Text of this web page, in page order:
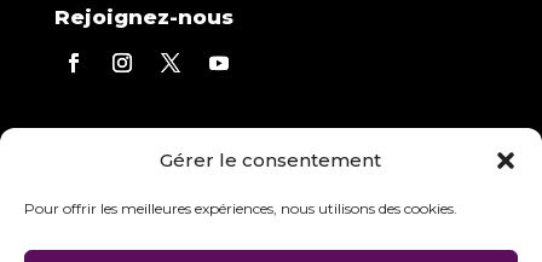
Gérer le consentement
Pour offrir les meilleures expériences, nous utilisons des cookies.
Rejoignez-nous
Eric Derecourtrépond à toutes vos questions.